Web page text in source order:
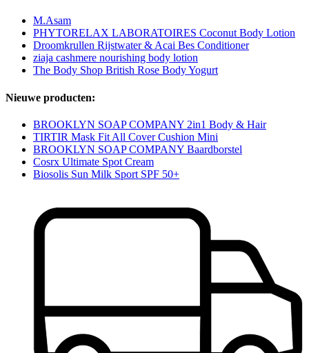
M.Asam
PHYTORELAX LABORATOIRES Coconut Body Lotion
Droomkrullen Rijstwater & Acai Bes Conditioner
ziaja cashmere nourishing body lotion
The Body Shop British Rose Body Yogurt
Nieuwe producten:
BROOKLYN SOAP COMPANY 2in1 Body & Hair
TIRTIR Mask Fit All Cover Cushion Mini
BROOKLYN SOAP COMPANY Baardborstel
Cosrx Ultimate Spot Cream
Biosolis Sun Milk Sport SPF 50+